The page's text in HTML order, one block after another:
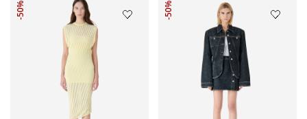
-50% -50%